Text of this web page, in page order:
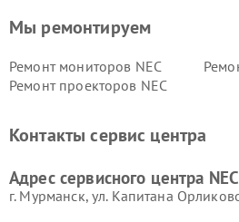
Мы ремонтируем
Ремонт мониторов NEC
Ремонт проекторов NEC
Контакты сервис центра
Адрес сервисного центра
г. Мурманск, ул. Капитана